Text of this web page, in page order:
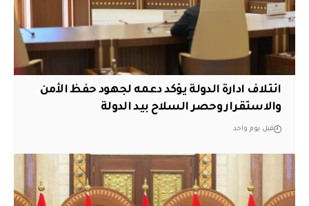
ائتلاف ادارة الدولة يؤكد دعمه لجهود حفظ الأمن
والاستقرار وحصر السلاح بيد الدولة
قبل يوم واحد